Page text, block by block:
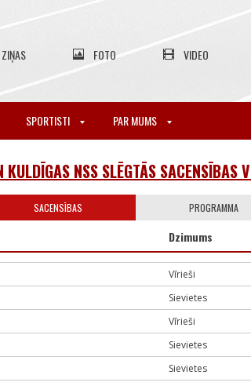
ZIŅAS FOTO VIDEO
SPORTISTI PAR MUMS
NSS SLĒGTĀS
SACENSĪBAS PROGRAMMA
Dzimums
Vīrieši
Sievietes
Vīrieši
Sievietes
Sievietes